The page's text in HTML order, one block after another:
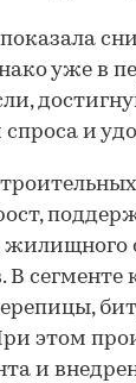
уже в
и
сегменте
этом
и